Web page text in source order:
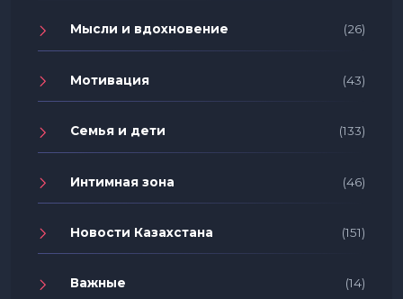
Мысли и вдохновение (26)
Мотивация (43)
Семья и дети (133)
Интимная зона (46)
Новости Казахстана (151)
Важные (14)